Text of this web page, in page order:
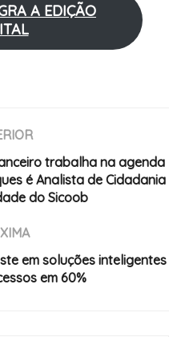
A EDIÇÃO
trabalha na agenda
é Analista de Cidadania
do Sicoob
em soluções inteligentes
em 60%